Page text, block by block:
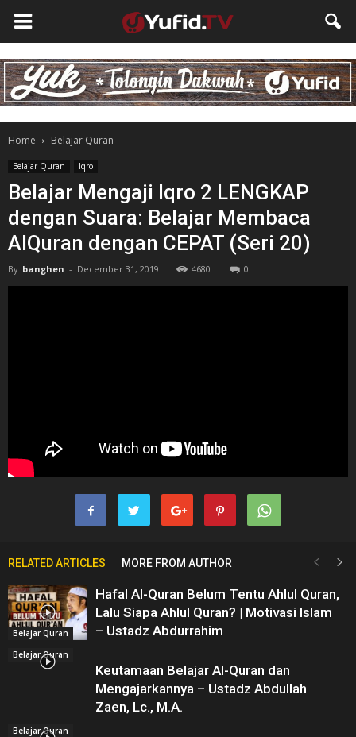
Home Belajar Quran
Belajar Quran Iqro
Belajar Mengaji Iqro 2 LENGKAP
dengan Suara: Belajar Membaca
AlQuran dengan CEPAT (Seri 20)
By banghen - December 31, 2019 4680 0
RELATED ARTICLES MORE FROM AUTHOR
Belajar Quran
Hafal Al-Quran Belum Tentu Ahlul Quran,
Lalu Siapa Ahlul Quran? | Motivasi Islam
– Ustadz Abdurrahim
Belajar Quran
Keutamaan Belajar Al-Quran dan
Mengajarkannya – Ustadz Abdullah
Zaen, Lc., M.A.
Belajar Quran